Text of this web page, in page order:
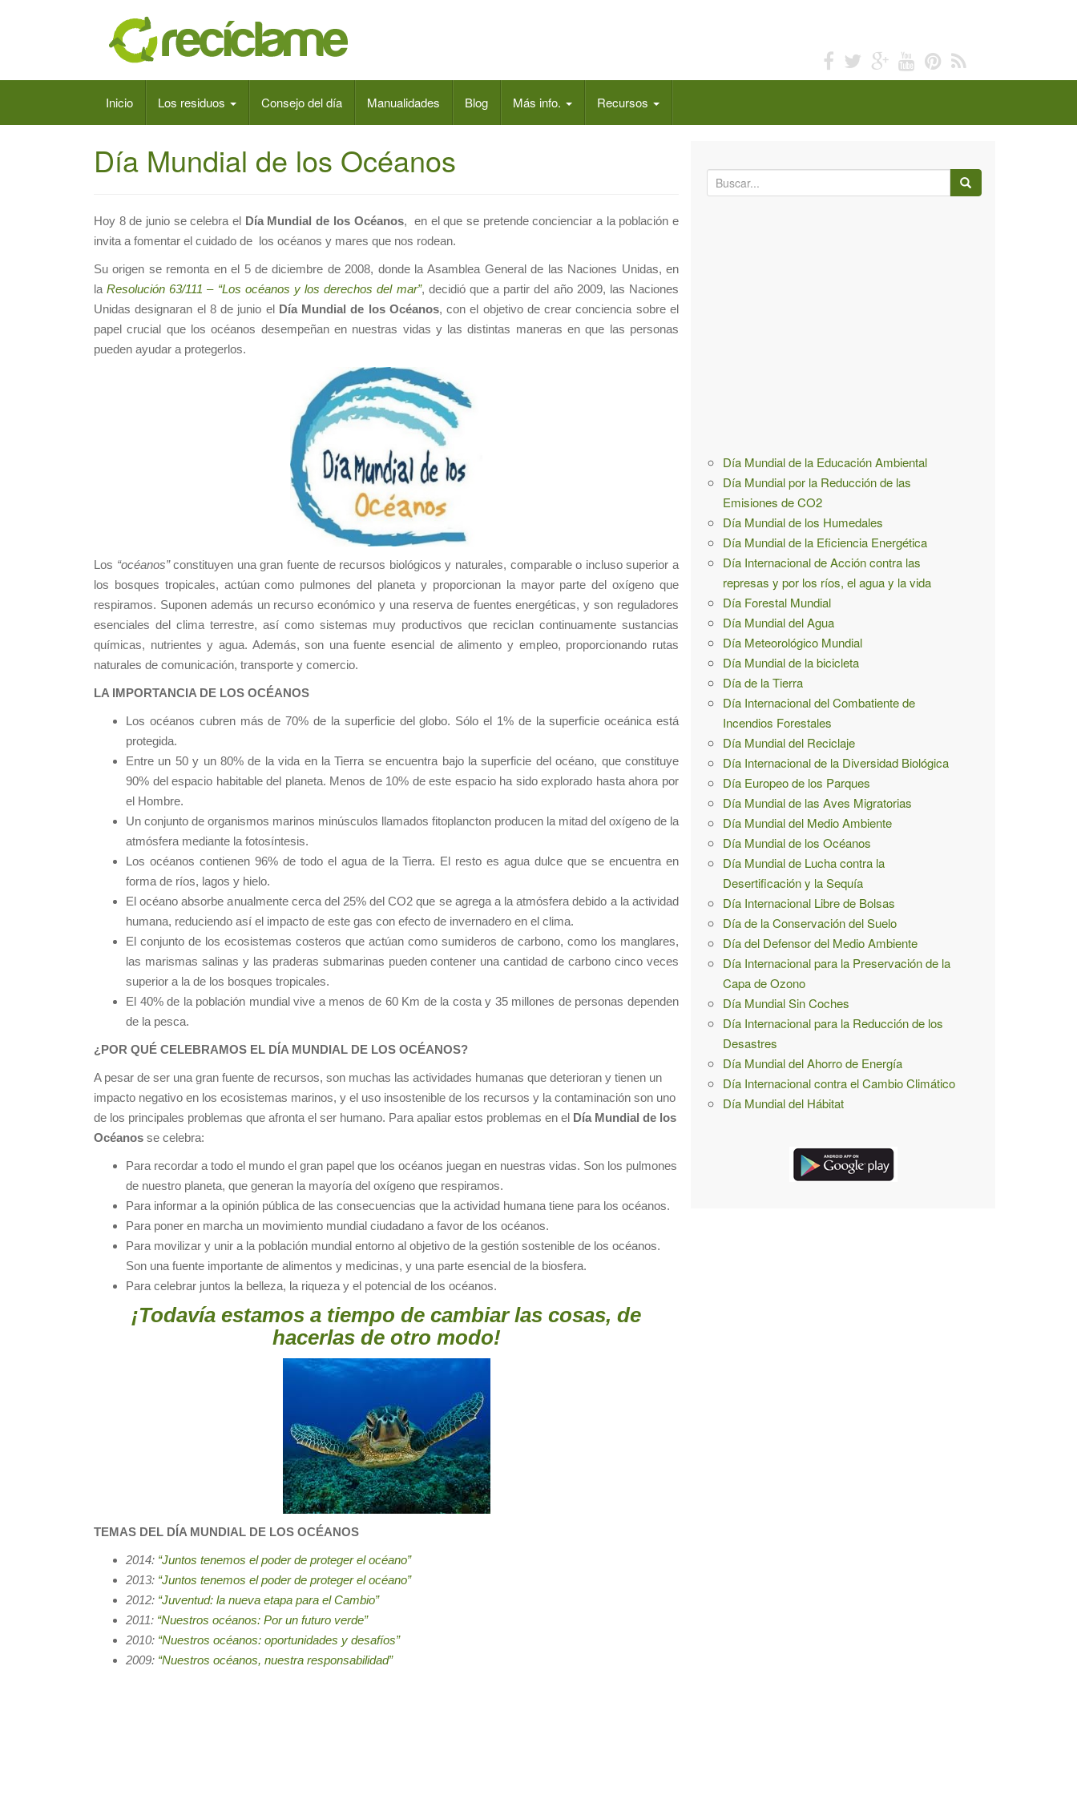
Inicio Los residuos Consejo del día Manualidades Blog Más info. Recursos
Día Mundial de los Océanos
Hoy 8 de junio se celebra el Día Mundial de los Océanos, en el que se pretende concienciar a la población e
invita a fomentar el cuidado de los océanos y mares que nos rodean.
Su origen se remonta en el 5 de diciembre de 2008, donde la Asamblea General de las Naciones Unidas, en
laResolución 63/111 – “Los océanos y los derechos del mar”, decidió que a partir del año 2009, las Naciones
Unidas designaran el 8 de junio el Día Mundial de los Océanos, con el objetivo de crear conciencia sobre el
papel crucial que los océanos desempeñan en nuestras vidas y las distintas maneras en que las personas
pueden ayudar a protegerlos.
Los “océanos”constituyen una gran fuente de recursos biológicos y naturales, comparable o incluso superior a
los bosques tropicales, actúan como pulmones del planeta y proporcionan la mayor parte del oxígeno que
respiramos. Suponen además un recurso económico y una reserva de fuentes energéticas, y son reguladores
esenciales del clima terrestre, así como sistemas muy productivos que reciclan continuamente sustancias
químicas, nutrientes y agua. Además, son una fuente esencial de alimento y empleo, proporcionando rutas
naturales de comunicación, transporte y comercio.
LA IMPORTANCIA DE LOS OCÉANOS
Los océanos cubren más de 70% de la superficie del globo. Sólo el 1% de la superficie oceánica está
protegida.
Entre un 50 y un 80% de la vida en la Tierra se encuentra bajo la superficie del océano, que constituye
90% del espacio habitable del planeta. Menos de 10% de este espacio ha sido explorado hasta ahora por
el Hombre.
Un conjunto de organismos marinos minúsculos llamados fitoplancton producen la mitad del oxígeno de la
atmósfera mediante la fotosíntesis.
Los océanos contienen 96% de todo el agua de la Tierra. El resto es agua dulce que se encuentra en
forma de ríos, lagos y hielo.
El océano absorbe anualmente cerca del 25% del CO2 que se agrega a la atmósfera debido a la actividad
humana, reduciendo así el impacto de este gas con efecto de invernadero en el clima.
El conjunto de los ecosistemas costeros que actúan como sumideros de carbono, como los manglares,
las marismas salinas y las praderas submarinas pueden contener una cantidad de carbono cinco veces
superior a la de los bosques tropicales.
El 40% de la población mundial vive a menos de 60 Km de la costa y 35 millones de personas dependen
de la pesca.
¿POR QUÉ CELEBRAMOS EL DÍA MUNDIAL DE LOS OCÉANOS?
A pesar de ser una gran fuente de recursos, son muchas las actividades humanas que deterioran y tienen un
impacto negativo en los ecosistemas marinos, y el uso insostenible de los recursos y la contaminación son uno
de los principales problemas que afronta el ser humano. Para apaliar estos problemas en el Día Mundial de los
Océanos se celebra:
Para recordar a todo el mundo el gran papel que los océanos juegan en nuestras vidas. Son los pulmones
de nuestro planeta, que generan la mayoría del oxígeno que respiramos.
Para informar a la opinión pública de las consecuencias que la actividad humana tiene para los océanos.
Para poner en marcha un movimiento mundial ciudadano a favor de los océanos.
Para movilizar y unir a la población mundial entorno al objetivo de la gestión sostenible de los océanos.
Son una fuente importante de alimentos y medicinas, y una parte esencial de la biosfera.
Para celebrar juntos la belleza, la riqueza y el potencial de los océanos.
¡Todavía estamos a tiempo de cambiar las cosas, de
hacerlas de otro modo!
TEMAS DEL DÍA MUNDIAL DE LOS OCÉANOS
2014: “Juntos tenemos el poder de proteger el océano”
2013: “Juntos tenemos el poder de proteger el océano”
2012: “Juventud: la nueva etapa para el Cambio”
2011: “Nuestros océanos: Por un futuro verde”
2010: “Nuestros océanos: oportunidades y desafíos”
2009: “Nuestros océanos, nuestra responsabilidad”
B
ú
Día Mundial de la Educación Ambiental
Día Mundial por la Reducción de las
Emisiones de CO2
Día Mundial de los Humedales
Día Mundial de la Eficiencia Energética
Día Internacional de Acción contra las
represas y por los ríos, el agua y la vida
Día Forestal Mundial
Día Mundial del Agua
Día Meteorológico Mundial
Día Mundial de la bicicleta
Día de la Tierra
Día Internacional del Combatiente de
Incendios Forestales
Día Mundial del Reciclaje
Día Internacional de la Diversidad Biológica
Día Europeo de los Parques
Día Mundial de las Aves Migratorias
Día Mundial del Medio Ambiente
Día Mundial de los Océanos
Día Mundial de Lucha contra la
Desertificación y la Sequía
Día Internacional Libre de Bolsas
Día de la Conservación del Suelo
Día del Defensor del Medio Ambiente
Día Internacional para la Preservación de la
Capa de Ozono
Día Mundial Sin Coches
Día Internacional para la Reducción de los
Desastres
Día Mundial del Ahorro de Energía
Día Internacional contra el Cambio Climático
Día Mundial del Hábitat